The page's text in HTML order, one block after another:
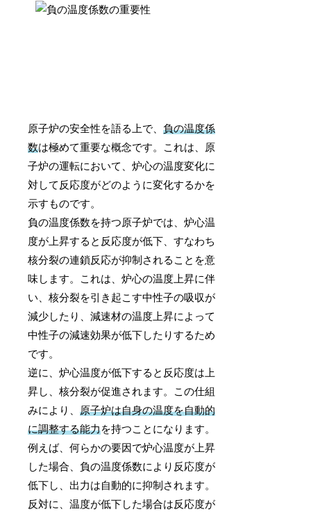
原子炉の安全性を語る上で、負の温度係
数は極めて重要な概念です。これは、原
子炉の運転において、炉心の温度変化に
対して反応度がどのように変化するかを
示すものです。
負の温度係数を持つ原子炉では、炉心温
度が上昇すると反応度が低下、すなわち
核分裂の連鎖反応が抑制されることを意
味します。これは、炉心の温度上昇に伴
い、核分裂を引き起こす中性子の吸収が
減少したり、減速材の温度上昇によって
中性子の減速効果が低下したりするため
です。
逆に、炉心温度が低下すると反応度は上
昇し、核分裂が促進されます。この仕組
みにより、原子炉は自身の温度を自動的
に調整する能力を持つことになります。
例えば、何らかの要因で炉心温度が上昇
した場合、負の温度係数により反応度が
低下し、出力は自動的に抑制されます。
反対に、温度が低下した場合は反応度が